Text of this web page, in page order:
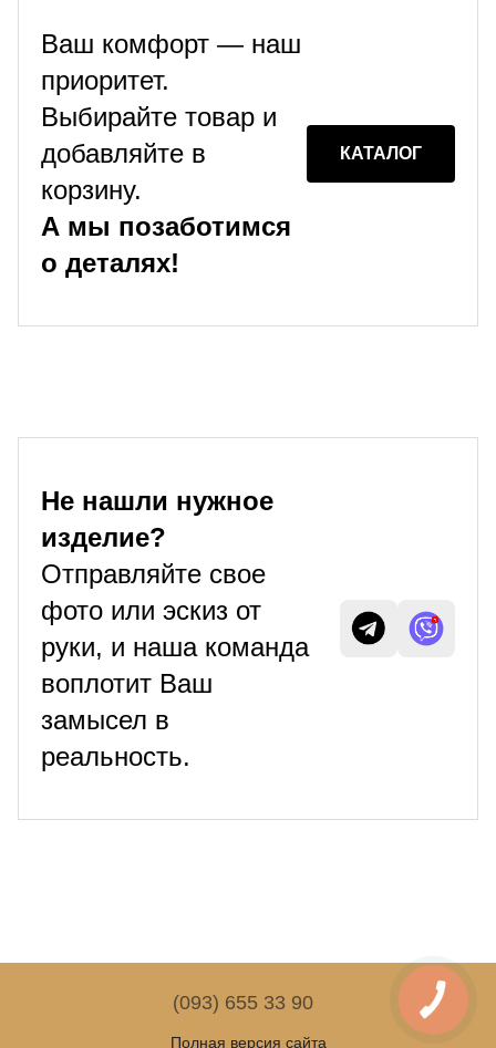
Ваш комфорт — наш
приоритет.
Выбирайте товар и
добавляйте в
корзину.
А мы позаботимся
о деталях!
КАТАЛОГ
Не нашли нужное
изделие?
Отправляйте свое
фото или эскиз от
руки, и наша команда
воплотит Ваш
замысел в
реальность.
(093) 655 33 90
Полная версия сайта